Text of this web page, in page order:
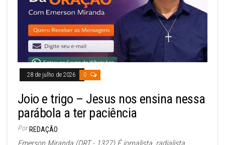
28 de julho de 2026 0
Joio e trigo – Jesus nos ensina nessa
parábola a ter paciência
Por REDAÇÃO